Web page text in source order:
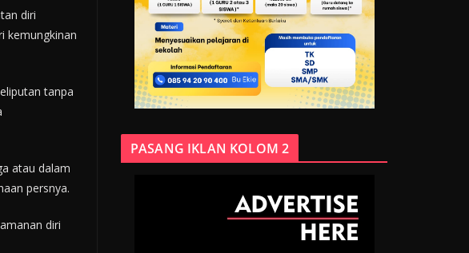
diri
kemungkinan
tanpa
atau dalam
persnya.
diri
PASANG IKLAN KOLOM 2